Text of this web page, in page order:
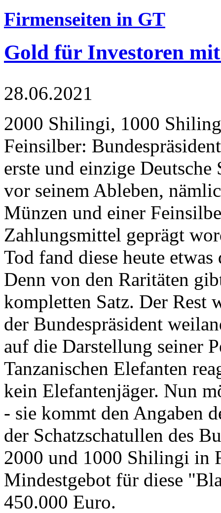
Firmenseiten in GT
Gold für Investoren
28.06.2021
2000 Shilingi, 1000
Feinsilber:
erste und einzige Deutsche
vor seinem Ableben,
Münzen und einer
Zahlungsmittel geprägt
Tod fand diese heute
Denn von den Raritäten
kompletten Satz. Der Rest
der Bundespräsident
auf die Darstellung seiner
Tanzanischen Elefanten
kein Elefantenjäger. Nun
- sie kommt den Angaben
der Schatzschatullen des
2000 und 1000 Shilingi in
Mindestgebot für diese
450.000 Euro.